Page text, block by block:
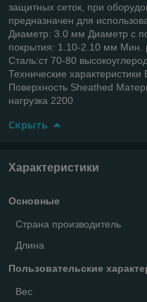
защитных сеток, при
предназначен для
Диаметр: 3.0 мм Диаметр с
покрытия: 1.10-2.10 мм Мин.
Сталь:ст 70-80
Технические
Поверхность Sheathed
нагрузка 2200
Скрыть
Характеристики
Основные
Страна производитель
Длина
Пользовательские
Вес